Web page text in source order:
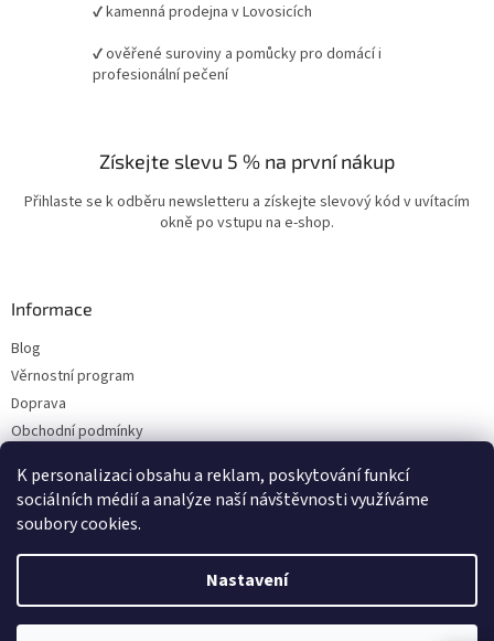
K personalizaci obsahu a reklam, poskytování funkcí
sociálních médií a analýze naší návštěvnosti využíváme
soubory cookies.
Nastavení
✔ kamenná prodejna v Lovosicích
✔ ověřené suroviny a pomůcky pro domácí i
profesionální pečení
Získejte slevu 5 % na první nákup
Přihlaste se k odběru newsletteru a získejte slevový kód v uvítacím
okně po vstupu na e-shop.
Informace
Blog
Věrnostní program
Doprava
Obchodní podmínky
Kontakty
Vytvořil Shoptet